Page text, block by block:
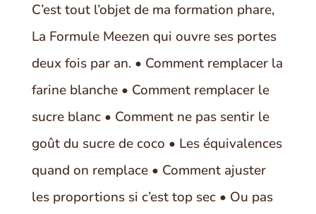
C’est tout l’objet de ma formation phare,
La Formule Meezen qui ouvre ses portes
deux fois par an. • Comment remplacer la
farine blanche • Comment remplacer le
sucre blanc • Comment ne pas sentir le
goût du sucre de coco • Les équivalences
quand on remplace • Comment ajuster
les proportions si c’est top sec • Ou pas